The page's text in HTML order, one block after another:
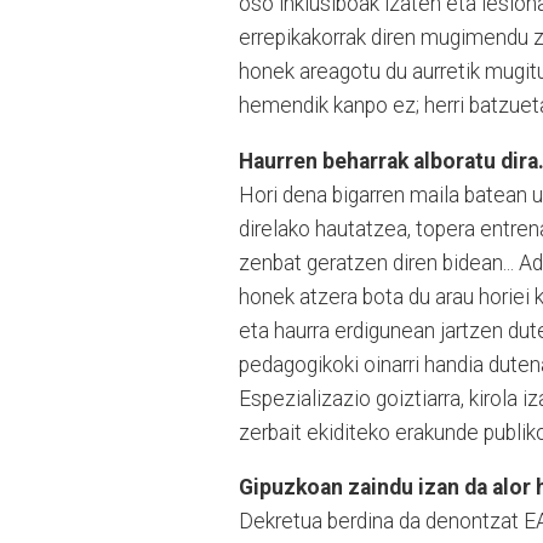
errepikakorrak diren mugimendu
honek areagotu du aurretik
hemendik kanpo ez; herri
Haurren beharrak alboratu dira.
Hori dena bigarren maila batean
direlako hautatzea, topera
zenbat geratzen diren bidean...
honek atzera bota du arau horiei
eta haurra erdigunean jartzen
pedagogikoki oinarri handia
Espezializazio goiztiarra, kirola
zerbait ekiditeko erakunde
Gipuzkoan zaindu izan da alor
Dekretua berdina da denontzat